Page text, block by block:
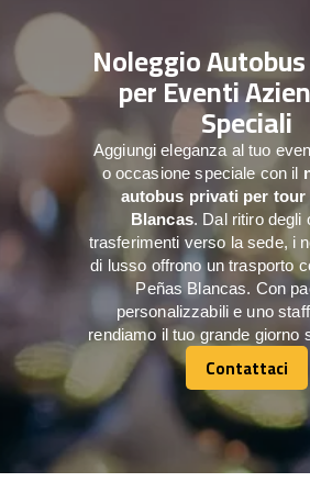
Noleggio
per Eventi
Speciali
Aggiungi eleganza al tuo
o occasione speciale con il
autobus privati per tour
Blancas. Dal ritiro degli
trasferimenti verso la sede, i
di lusso offrono un trasporto
Peñas Blancas. Con
personalizzabili e uno
rendiamo il tuo grande giorno
Contattaci
Contattaci